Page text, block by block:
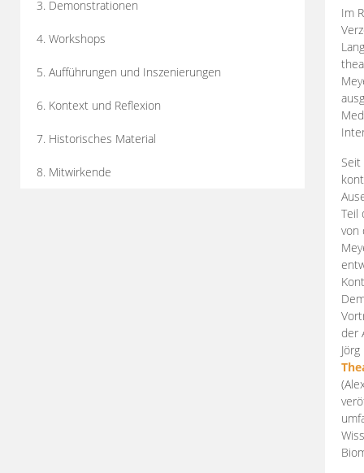
3. Demonstrationen
4. Workshops
5. Aufführungen und Inszenierungen
6. Kontext und Reflexion
7. Historisches Material
8. Mitwirkende
Im
Teil
von
der